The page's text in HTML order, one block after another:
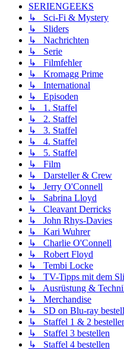
SERIENGEEKS
↳ Sci-Fi & Mystery
↳ Sliders
↳ Nachrichten
↳ Serie
↳ Filmfehler
↳ Kromagg Prime
↳ International
↳ Episoden
↳ 1. Staffel
↳ 2. Staffel
↳ 3. Staffel
↳ 4. Staffel
↳ 5. Staffel
↳ Film
↳ Darsteller & Crew
↳ Jerry O'Connell
↳ Sabrina Lloyd
↳ Cleavant Derricks
↳ John Rhys-Davies
↳ Kari Wuhrer
↳ Charlie O'Connell
↳ Robert Floyd
↳ Tembi Locke
↳ TV-Tipps mit dem
↳ Ausrüstung &
↳ Merchandise
↳ SD on Blu-ray
↳ Staffel 1 & 2
↳ Staffel 3 bestellen
↳ Staffel 4 bestellen